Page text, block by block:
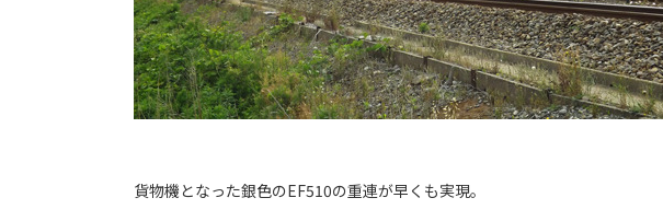
貨物機となった銀色のEF510の重連が早くも実現。